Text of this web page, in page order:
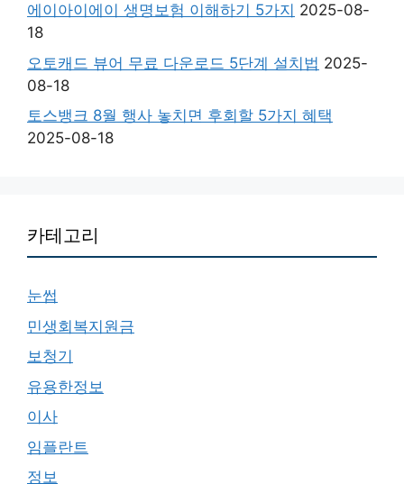
에이아이에이 생명보험 이해하기 5가지 2025-08-
18
오토캐드 뷰어 무료 다운로드 5단계 설치법 2025-
08-18
토스뱅크 8월 행사 놓치면 후회할 5가지 혜택
2025-08-18
카테고리
눈썹
민생회복지원금
보청기
유용한정보
이사
임플란트
정보